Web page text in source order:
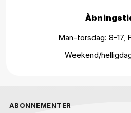
Man-torsdag: 8-17,
Weekend/
ABONNEMENTER